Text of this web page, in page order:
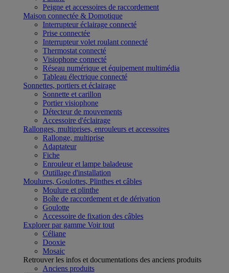
Peigne et accessoires de raccordement
Maison connectée & Domotique
Interrupteur éclairage connecté
Prise connectée
Interrupteur volet roulant connecté
Thermostat connecté
Visiophone connecté
Réseau numérique et équipement multimédia
Tableau électrique connecté
Sonnettes, portiers et éclairage
Sonnette et carillon
Portier visiophone
Détecteur de mouvements
Accessoire d'éclairage
Rallonges, multiprises, enrouleurs et accessoires
Rallonge, multiprise
Adaptateur
Fiche
Enrouleur et lampe baladeuse
Outillage d'installation
Moulures, Goulottes, Plinthes et câbles
Moulure et plinthe
Boîte de raccordement et de dérivation
Goulotte
Accessoire de fixation des câbles
Explorer par gamme Voir tout
Céliane
Dooxie
Mosaic
Retrouver les infos et documentations des anciens produits
Anciens produits